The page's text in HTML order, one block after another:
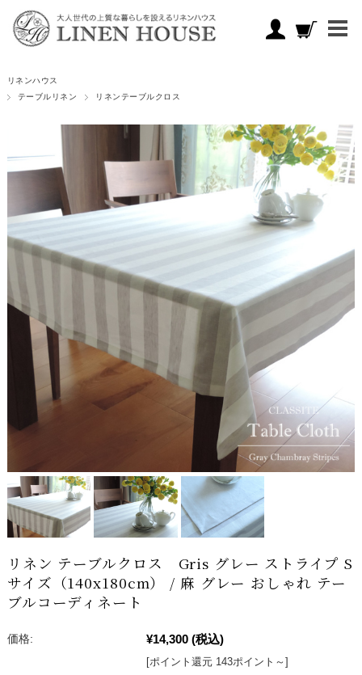
リネンハウス
テーブルリネン
リネンテーブルクロス
リネン テーブルクロス Gris グレー ストライプ S
サイズ（140x180cm） / 麻 グレー おしゃれ テー
ブルコーディネート
価格: ¥14,300 (税込)
[ポイント還元 143ポイント～]